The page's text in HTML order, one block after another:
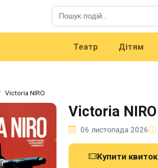
Театр Дітям
Victoria NIRO
Victoria NIRO
06 листопада 2026
Купити квиток